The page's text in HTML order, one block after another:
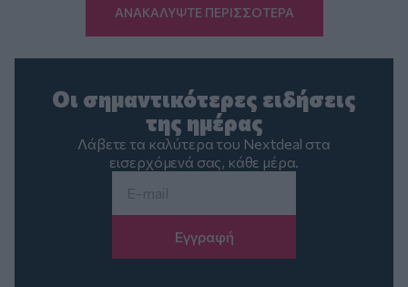
ΑΝΑΚΑΛΥΨΤΕ ΠΕΡΙΣΣΟΤΕΡΑ
Οι σημαντικότερες ειδήσεις
της ημέρας
Λάβετε τα καλύτερα του Nextdeal στα
εισερχόμενά σας, κάθε μέρα.